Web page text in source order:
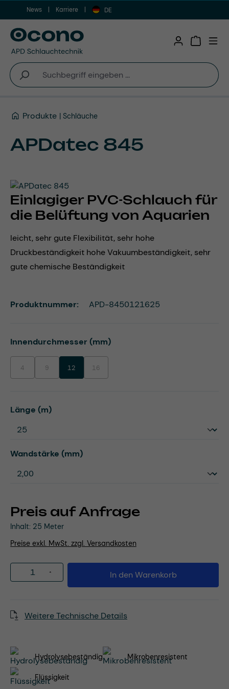
Zum Hauptinhalt springen
News Karriere DE
Produkte Schläuche
APDatec 845
Einlagiger PVC-Schlauch für
die Belüftung von Aquarien
leicht, sehr gute Flexibilität, sehr hohe
Druckbeständigkeit hohe Vakuumbeständigkeit, sehr
gute chemische Beständigkeit
Preis auf Anfrage
Inhalt: 25 Meter
Preise exkl. MwSt. zzgl. Versandkosten
Innendurchmesser (mm)auswählen
4(Diese Option ist zurzeit nicht verfügbar.)
9(Diese Option ist zurzeit nicht verfügbar.)
12 16(Diese Option ist zurzeit nicht verfügbar.)
Länge (m)auswählen
Wandstärke (mm)auswählen
Produkt Anzahl: Gib den gewünschten
In den Warenkorb
Produktnummer: APD-8450121625
Weitere Technische Details
Hydrolysebeständig Mikrobenresistent
Flüssigkeit